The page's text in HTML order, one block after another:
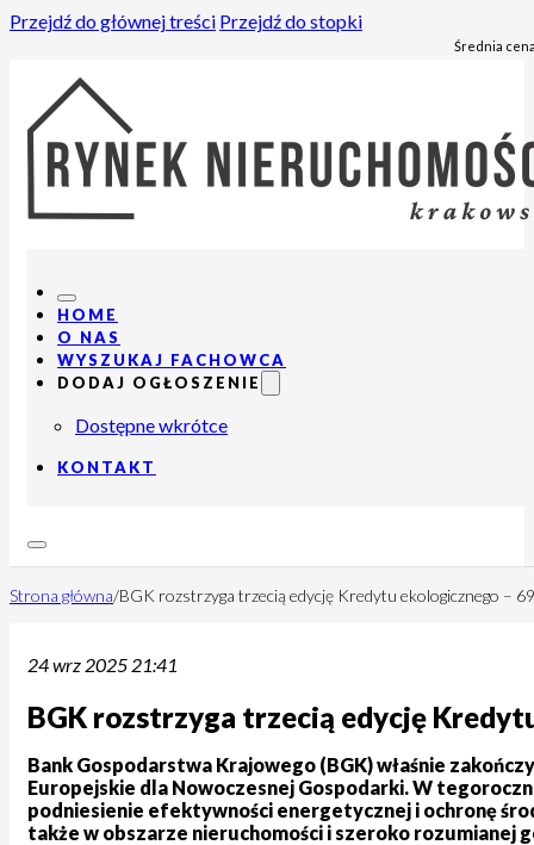
Przejdź do głównej treści Przejdź do stopki
Średnia
HOME
O NAS
WYSZUKAJ FACHOWCA
DODAJ OGŁOSZENIE
Dostępne wkrótce
KONTAKT
Strona główna/BGK rozstrzyga trzecią edycję Kredytu ekologicznego –
24 wrz 2025 21:41
BGK rozstrzyga trzecią edycję
Bank Gospodarstwa Krajowego (BGK) właśnie
Europejskie dla Nowoczesnej Gospodarki. W
podniesienie efektywności energetycznej i ochronę
także w obszarze nieruchomości i szeroko rozumianej